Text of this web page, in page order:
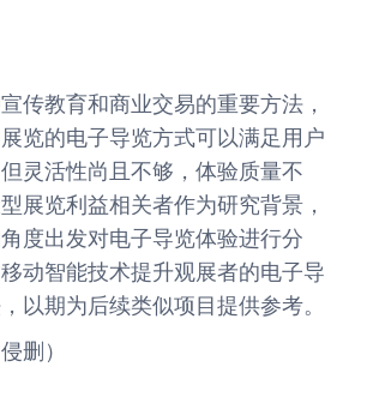
传教育和商业交易的重要方法，
览的电子导览方式可以满足用户
灵活性尚且不够，体验质量不
展览利益相关者作为研究背景，
度出发对电子导览体验进行分
动智能技术提升观展者的电子导
以期为后续类似项目提供参考。
删）